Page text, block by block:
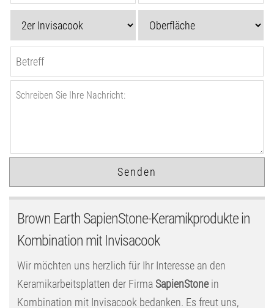
Brown Earth SapienStone-Keramikprodukte in
Kombination mit Invisacook
Wir möchten uns herzlich für Ihr Interesse an den
Keramikarbeitsplatten der Firma SapienStonein
Kombination mit Invisacook bedanken. Es freut uns,